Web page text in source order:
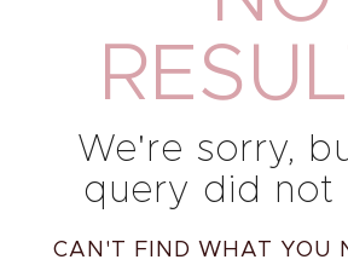
We're sorry,
query did not
CAN'T FIND WHAT YOU